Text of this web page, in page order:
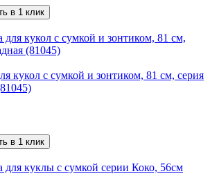
в 1 клик
кукол с сумкой и зонтиком, 81 см, серия
в 1 клик